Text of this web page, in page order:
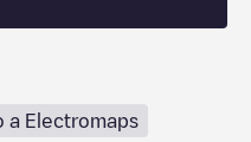
a Electromaps